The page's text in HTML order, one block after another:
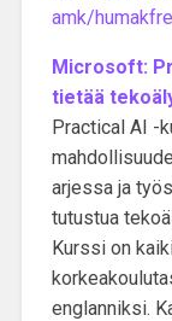
amk/
Microsoft:
tietää
Practical AI -
arjessa ja
tutustua
Kurssi on
englanniksi.